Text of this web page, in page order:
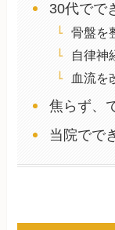
30代でで
骨盤を
自律神
血流を
焦らず、
当院でで